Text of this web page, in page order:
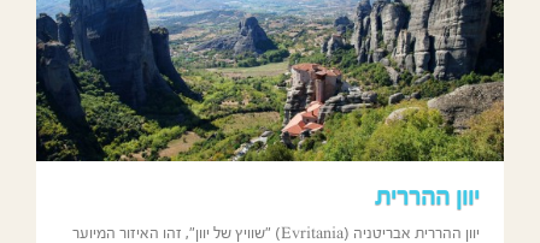
יוון ההררית
יוון ההררית אבריטניה (Evritania) "שוויץ של יוון", זהו האיזור המיוער